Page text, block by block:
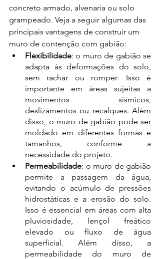
concreto armado, alvenaria ou solo
grampeado. Veja a seguir algumas das
principais vantagens de construir um
muro de contenção com gabião:
Flexibilidade: o muro de gabião se
adapta às deformações do solo,
sem rachar ou romper. Isso é
importante em áreas sujeitas a
movimentos sísmicos,
deslizamentos ou recalques. Além
disso, o muro de gabião pode ser
moldado em diferentes formas e
tamanhos, conforme a
necessidade do projeto.
Permeabilidade: o muro de gabião
permite a passagem da água,
evitando o acúmulo de pressões
hidrostáticas e a erosão do solo.
Isso é essencial em áreas com alta
pluviosidade, lençol freático
elevado ou fluxo de água
superficial. Além disso, a
permeabilidade do muro de